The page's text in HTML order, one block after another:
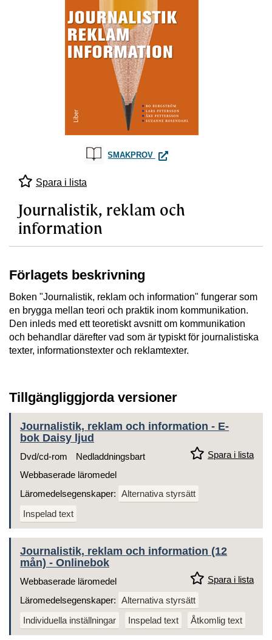
SMAKPROV JOURNALISTIK, REKLAM
Spara i lista
Journalistik, reklam och
information
Förlagets beskrivning
Boken "Journalistik, reklam och information" fungerar som
en brygga mellan teori och praktik inom kommunikation.
Den inleds med ett teoretiskt avsnitt om kommunikation
och behandlar därefter vad som är typiskt för journalistiska
texter, informationstexter och reklamtexter.
Tillgängliggjorda versioner
Journalistik, reklam och information - E-
bok Daisy ljud
Spara i lista
Dvd/cd-rom
Nedladdningsbart
Webbaserade läromedel
Läromedelsegenskaper: Alternativa styrsätt
Inspelad text
Journalistik, reklam och information (12
mån) - Onlinebok
Spara i lista
Webbaserade läromedel
Läromedelsegenskaper: Alternativa styrsätt
Individuella inställningar
Inspelad text Åtkomlig text